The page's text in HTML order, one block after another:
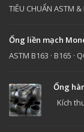
TIÊU CHUẨN ASTM
Ống liền mạch
ASTM B163 · B165 ·
Ống
Kích